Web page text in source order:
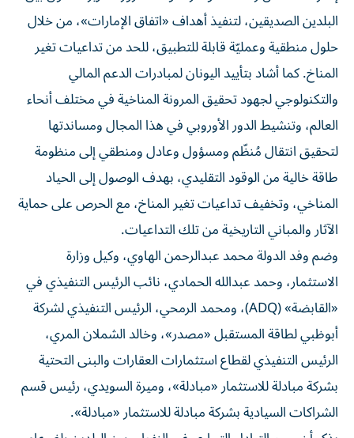
البلدين الصديقين، لتنفيذ أهداف «اتفاق الإمارات»، من خلال
حلول منطقية وعمليّة قابلة للتطبيق، للحد من تداعيات تغير
المناخ. كما أشاد بتأييد اليونان لمبادرات الدعم المالي
والتكنولوجي لجهود تحقيق المرونة المناخية في مختلف أنحاء
العالم، وتنشيط الدور الأوروبي في هذا المجال ومساندتها
لتحقيق انتقال مُنظّم ومسؤول وعادل ومنطقي إلى منظومة
طاقة خالية من الوقود التقليدي، بهدف الوصول إلى الحياد
المناخي، وتخفيف تداعيات تغير المناخ، مع الحرص على حماية
الآثار والمباني التاريخية من تلك التداعيات.
وضم وفد الدولة محمد عبدالرحمن الهاوي، وكيل وزارة
الاستثمار، وحمد عبدالله الحمادي، نائب الرئيس التنفيذي في
«القابضة» (ADQ)، ومحمد الرمحي، الرئيس التنفيذي لشركة
أبوظبي لطاقة المستقبل «مصدر»، وخالد الشملان المري،
الرئيس التنفيذي لقطاع استثمارات العقارات والبنى التحتية
بشركة مبادلة للاستثمار «مبادلة»، وميرة السويدي، رئيس قسم
الشراكات السيادية بشركة مبادلة للاستثمار «مبادلة».